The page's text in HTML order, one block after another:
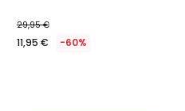
29,95 €
11,95 € -60%